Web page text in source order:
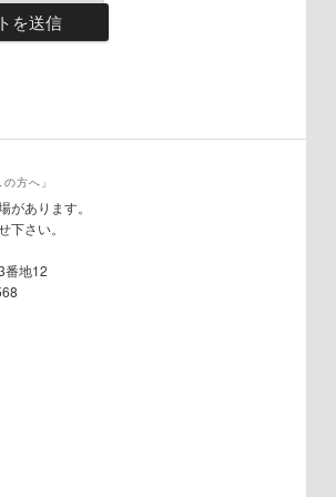
方へ」
があります。
下さい。
番地12